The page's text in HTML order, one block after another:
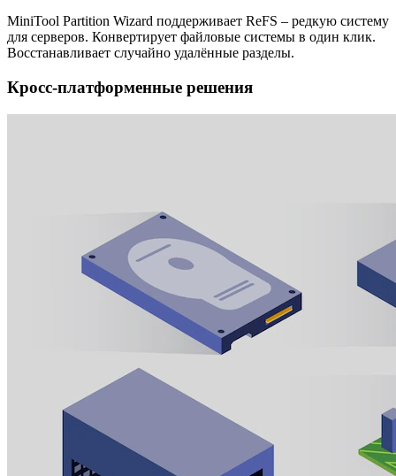
MiniTool Partition Wizard поддерживает ReFS – редкую систему
для серверов. Конвертирует файловые системы в один клик.
Восстанавливает случайно удалённые разделы.
Кросс-платформенные решения